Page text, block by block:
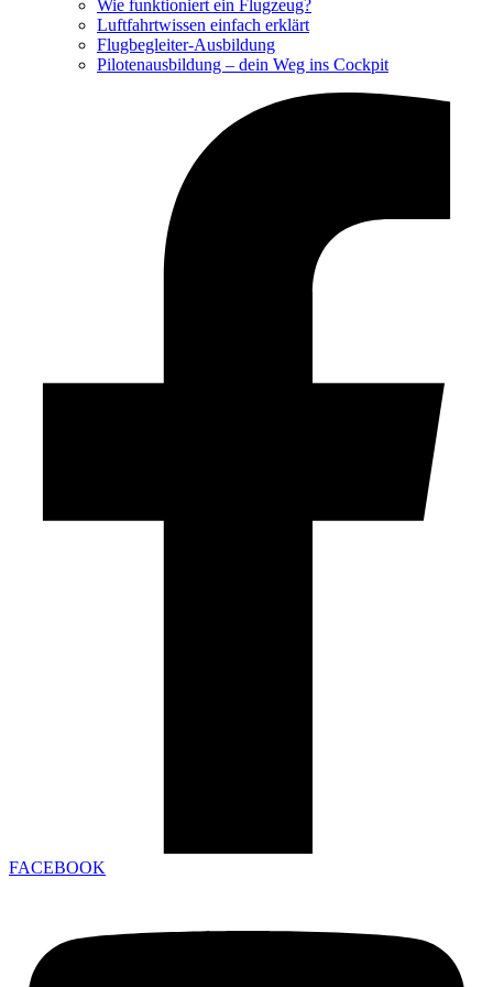
Wie funktioniert ein Flugzeug?
Luftfahrtwissen einfach erklärt
Flugbegleiter-Ausbildung
Pilotenausbildung – dein Weg ins Cockpit
FACEBOOK